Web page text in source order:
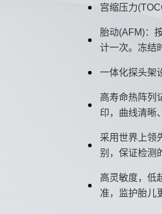
宫缩压力
胎动(AFM)：
计一次。冻结
一体化探头架
高寿命热阵列
印，曲线清晰
采用世界上领
别，保证检测
高灵敏度，低
准，监护胎儿